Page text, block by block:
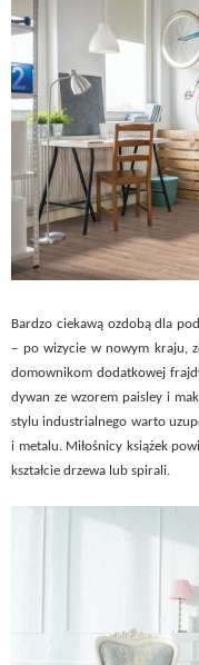
Bardzo ciekawą ozdobą dla
– po wizycie w nowym kraju,
domownikom dodatkowej
dywan ze wzorem paisley i
stylu industrialnego warto
i metalu. Miłośnicy książek
kształcie drzewa lub spirali.